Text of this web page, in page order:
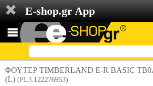
E-shop.gr App
ΦΟΥΤΕΡ TIMBERLAND E-R BASIC
(L) (PL3.122276953)